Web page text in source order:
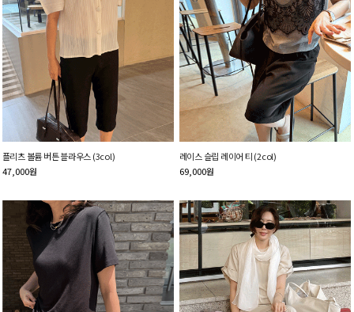
플리츠 볼륨 버튼 블라우스 (3col)
47,000원
레이스 슬립 레이어 티 (2col)
69,000원